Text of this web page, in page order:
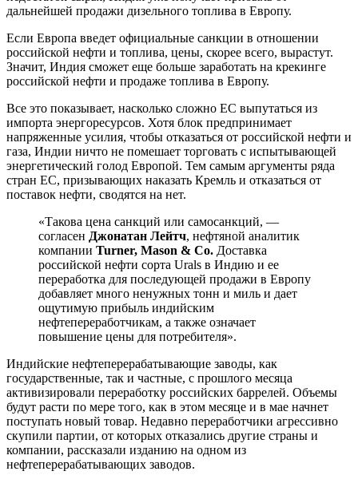
дальнейшей продажи дизельного топлива в Европу.
Если Европа введет официальные санкции в отношении
российской нефти и топлива, цены, скорее всего, вырастут.
Значит, Индия сможет еще больше заработать на крекинге
российской нефти и продаже топлива в Европу.
Все это показывает, насколько сложно ЕС выпутаться из
импорта энергоресурсов. Хотя блок предпринимает
напряженные усилия, чтобы отказаться от российской нефти и
газа, Индии ничто не помешает торговать с испытывающей
энергетический голод Европой. Тем самым аргументы ряда
стран ЕС, призывающих наказать Кремль и отказаться от
поставок нефти, сводятся на нет.
«Такова цена санкций или самосанкций, —
согласен Джонатан Лейтч, нефтяной аналитик
компании Turner, Mason & Co. Доставка
российской нефти сорта Urals в Индию и ее
переработка для последующей продажи в Европу
добавляет много ненужных тонн и миль и дает
ощутимую прибыль индийским
нефтепереработчикам, а также означает
повышение цены для потребителя».
Индийские нефтеперерабатывающие заводы, как
государственные, так и частные, с прошлого месяца
активизировали переработку российских баррелей. Объемы
будут расти по мере того, как в этом месяце и в мае начнет
поступать новый товар. Недавно переработчики агрессивно
скупили партии, от которых отказались другие страны и
компании, рассказали изданию на одном из
нефтеперерабатывающих заводов.